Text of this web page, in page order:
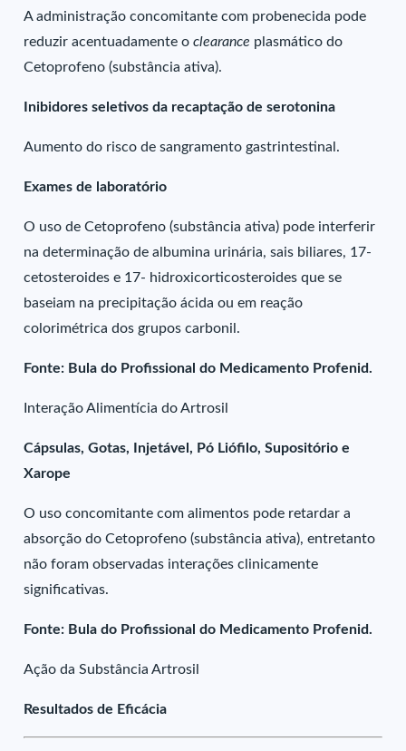
A administração concomitante com probenecida pode
reduzir acentuadamente oclearance plasmático do
Cetoprofeno (substância ativa).
Inibidores seletivos da recaptação de serotonina
Aumento do risco de sangramento gastrintestinal.
Exames de laboratório
O uso de Cetoprofeno (substância ativa) pode interferir
na determinação de albumina urinária, sais biliares, 17-
cetosteroides e 17- hidroxicorticosteroides que se
baseiam na precipitação ácida ou em reação
colorimétrica dos grupos carbonil.
Fonte: Bula do Profissional do Medicamento Profenid.
Interação Alimentícia do Artrosil
Cápsulas, Gotas, Injetável, Pó Liófilo, Supositório e
Xarope
O uso concomitante com alimentos pode retardar a
absorção do Cetoprofeno (substância ativa), entretanto
não foram observadas interações clinicamente
significativas.
Fonte: Bula do Profissional do Medicamento Profenid.
Ação da Substância Artrosil
Resultados de Eficácia